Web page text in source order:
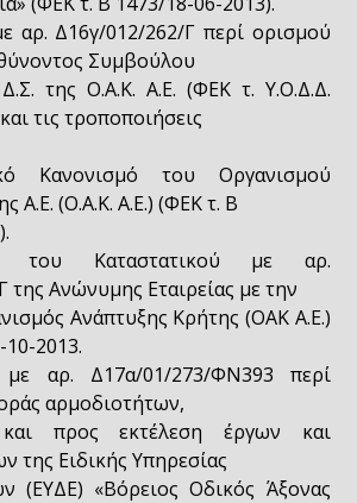
αρ. Δ16γ/012/262/Γ περί ορισμού
Συμβούλου
της Ο.Α.Κ. Α.Ε. (ΦΕΚ τ. Υ.Ο.Δ.Δ.
τις τροποποιήσεις
Κανονισμό του Οργανισμού
Α.Ε. (Ο.Α.Κ. Α.Ε.) (ΦΕΚ τ. Β
του Καταστατικού με αρ.
Ανώνυμης Εταιρείας με την
Ανάπτυξης Κρήτης (ΟΑΚ Α.Ε.)
2013.
αρ. Δ17α/01/273/ΦΝ393 περί
αρμοδιοτήτων,
και προς εκτέλεση έργων και
της Ειδικής Υπηρεσίας
(ΕΥΔΕ) «Βόρειος Οδικός Άξονας